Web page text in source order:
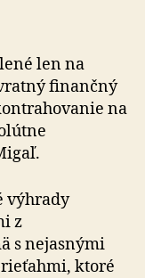
len na
finančný
na
výhrady
z
s nejasnými
ktoré